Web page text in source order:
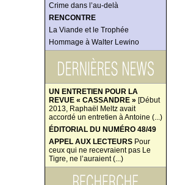
Crime dans l’au-delà
RENCONTRE
La Viande et le Trophée
Hommage à Walter Lewino
UN ENTRETIEN POUR LA
REVUE « CASSANDRE » [Début
2013, Raphaël Meltz avait
accordé un entretien à Antoine (...)
ÉDITORIAL DU NUMÉRO 48/49
APPEL AUX LECTEURS Pour
ceux qui ne recevraient pas Le
Tigre, ne l’auraient (...)